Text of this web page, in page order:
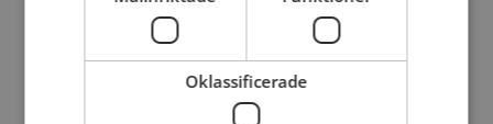
Min ålder:
Oklassificerade